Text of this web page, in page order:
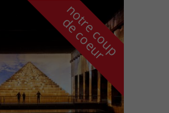
n
o
t
r
e
c
o
u
p
d
e
c
o
e
u
r